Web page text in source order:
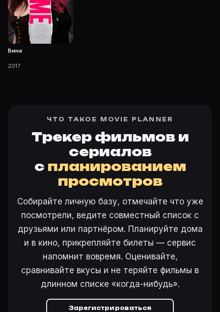
Вина
2017
ЧТО ТАКОЕ MOVIE PLANNER
Трекер фильмов и
сериалов
с планированием
просмотров
Собирайте личную базу, отмечайте что уже
посмотрели, ведите совместный список с
друзьями или партнёром. Планируйте дома
и в кино, прикрепляйте билеты — сервис
напомнит вовремя. Оценивайте,
сравнивайте вкусы и не теряйте фильмы в
длинном списке «когда-нибудь».
Зарегистрироваться